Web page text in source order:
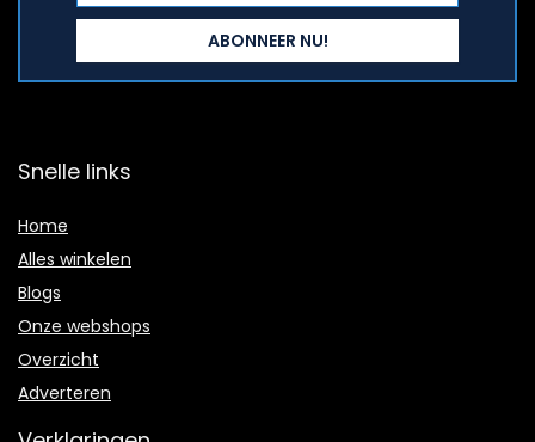
Snelle links
Home
Alles winkelen
Blogs
Onze webshops
Overzicht
Adverteren